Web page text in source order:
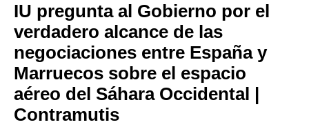
IU pregunta al Gobierno por el
verdadero alcance de las
negociaciones entre España y
Marruecos sobre el espacio
aéreo del Sáhara Occidental |
Contramutis